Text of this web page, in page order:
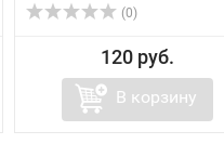
(0)
120 руб.
В корзину